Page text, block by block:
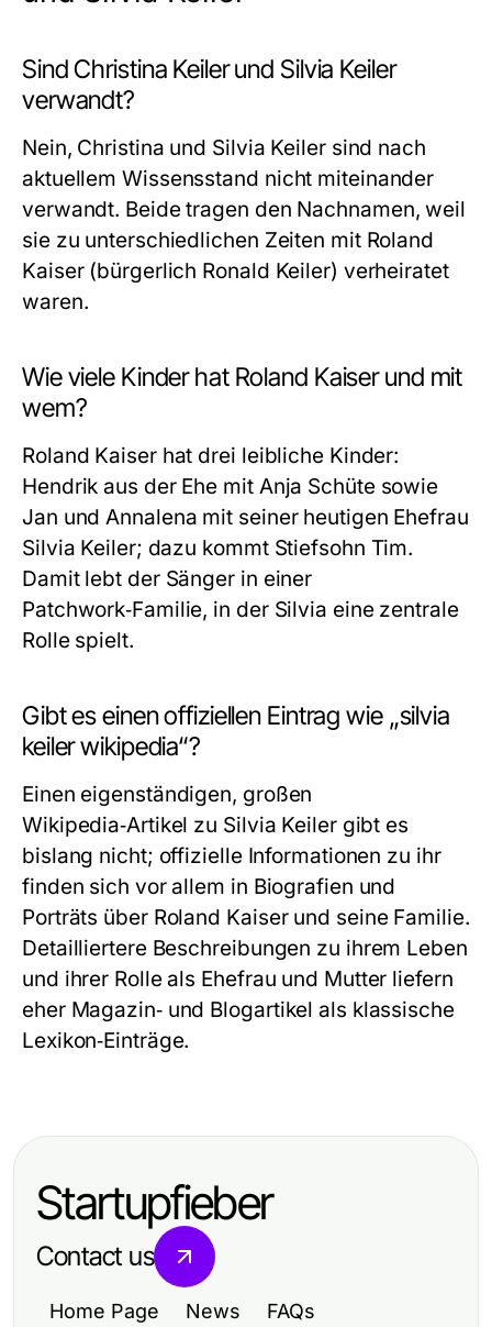
Sind Christina Keiler und Silvia Keiler
verwandt?
Nein, Christina und Silvia Keiler sind nach
aktuellem Wissensstand nicht miteinander
verwandt. Beide tragen den Nachnamen, weil
sie zu unterschiedlichen Zeiten mit Roland
Kaiser (bürgerlich Ronald Keiler) verheiratet
waren.
Wie viele Kinder hat Roland Kaiser und mit
wem?
Roland Kaiser hat drei leibliche Kinder:
Hendrik aus der Ehe mit Anja Schüte sowie
Jan und Annalena mit seiner heutigen Ehefrau
Silvia Keiler; dazu kommt Stiefsohn Tim.
Damit lebt der Sänger in einer
Patchwork‑Familie, in der Silvia eine zentrale
Rolle spielt.
Gibt es einen offiziellen Eintrag wie „silvia
keiler wikipedia“?
Einen eigenständigen, großen
Wikipedia‑Artikel zu Silvia Keiler gibt es
bislang nicht; offizielle Informationen zu ihr
finden sich vor allem in Biografien und
Porträts über Roland Kaiser und seine Familie.
Detailliertere Beschreibungen zu ihrem Leben
und ihrer Rolle als Ehefrau und Mutter liefern
eher Magazin‑ und Blogartikel als klassische
Lexikon‑Einträge.
Startupfieber
Contact us
Home Page News FAQs